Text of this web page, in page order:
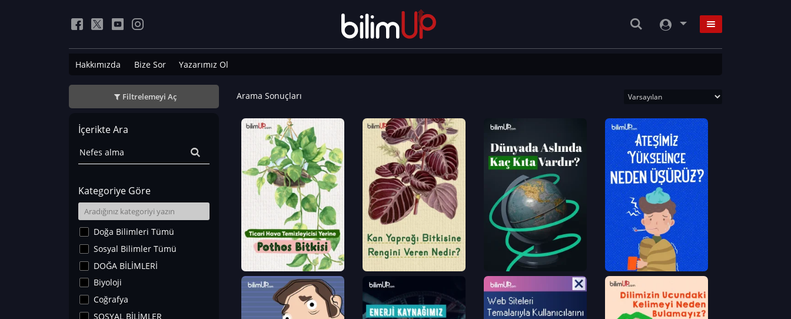
Hakkımızda Bize Sor Yazarımız Ol
Filtrelemeyi Aç
İçerikte Ara
Kategoriye Göre
Doğa Bilimleri Tümü
Sosyal Bilimler Tümü
DOĞA BİLİMLERİ
Biyoloji
Coğrafya
SOSYAL BİLİMLER
Arama Sonuçları